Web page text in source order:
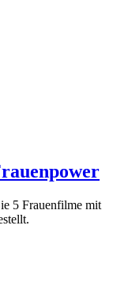
5 Frauenfilme mit